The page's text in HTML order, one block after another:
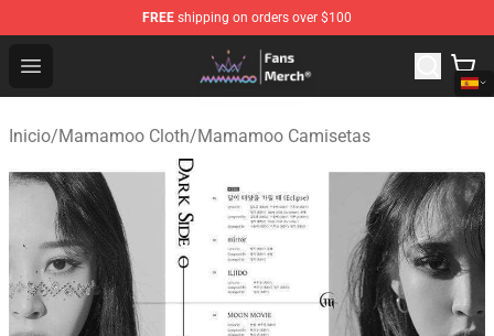
FREE shipping on orders over $100
Open menu
Mamamoo Store - Official Mamamoo Merchandise Shop
Inicio/Mamamoo Cloth/Mamamoo Camisetas